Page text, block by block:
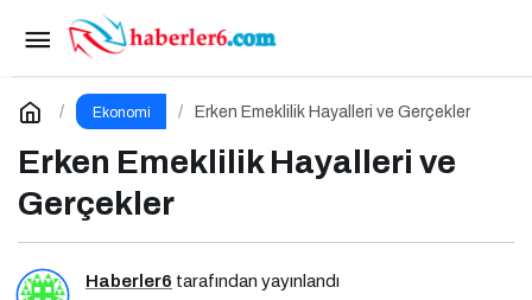
Ekonomi Erken Emeklilik Hayalleri ve Gerçekler
Erken Emeklilik Hayalleri ve
Gerçekler
Haberler6 tarafından yayınlandı
Web3 Trendleri ve İş Dünyası İçin Yeni Fırsatlar
Yorum Yap